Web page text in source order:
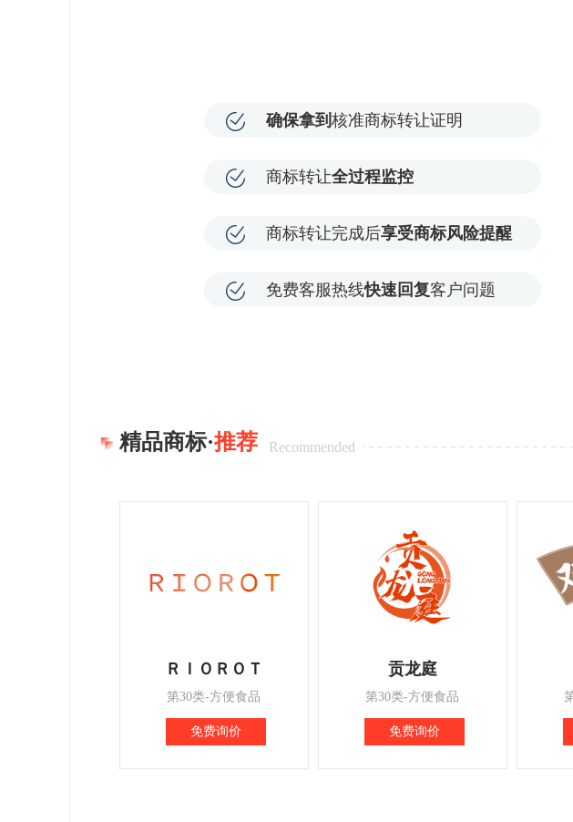
确保拿到 核准商标转让证明
商标转让全过程监控
商标转让完成后享受商标风险提醒
免费客服热线快速回复客户问题
精品商标·推荐 Recommended
ＲＩＯＲＯＴ
第30类-方便食品
免费询价
贡龙庭
第30类-方便食品
免费询价